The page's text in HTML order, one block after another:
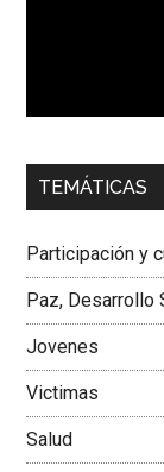
00:00
Dra. Carolina
Colombiana
TEMÁTICAS
Participación y
Paz, Desarrollo
Jovenes
Victimas
Salud